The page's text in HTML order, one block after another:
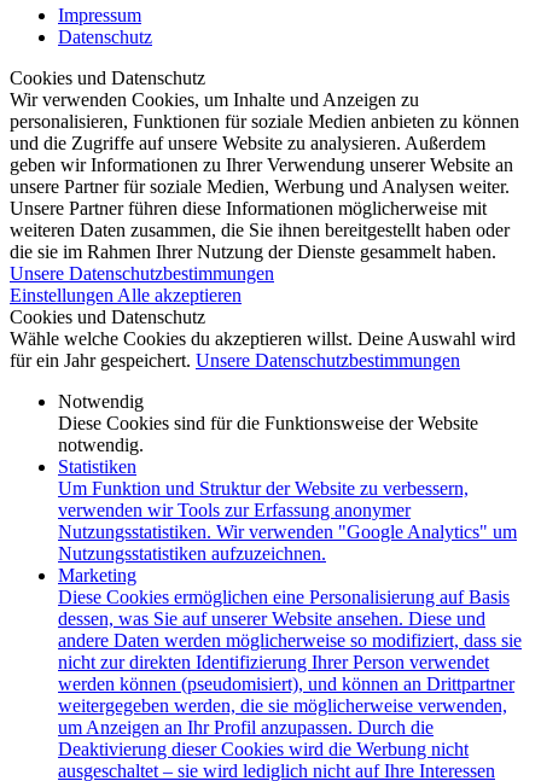
Impressum
Datenschutz
Cookies und Datenschutz
Wir verwenden Cookies, um Inhalte und Anzeigen zu
personalisieren, Funktionen für soziale Medien anbieten zu können
und die Zugriffe auf unsere Website zu analysieren. Außerdem
geben wir Informationen zu Ihrer Verwendung unserer Website an
unsere Partner für soziale Medien, Werbung und Analysen weiter.
Unsere Partner führen diese Informationen möglicherweise mit
weiteren Daten zusammen, die Sie ihnen bereitgestellt haben oder
die sie im Rahmen Ihrer Nutzung der Dienste gesammelt haben.
Unsere Datenschutzbestimmungen
Einstellungen Alle akzeptieren
Cookies und Datenschutz
Wähle welche Cookies du akzeptieren willst. Deine Auswahl wird
für ein Jahr gespeichert. Unsere Datenschutzbestimmungen
Notwendig
Diese Cookies sind für die Funktionsweise der Website
notwendig.
Statistiken
Um Funktion und Struktur der Website zu verbessern,
verwenden wir Tools zur Erfassung anonymer
Nutzungsstatistiken. Wir verwenden "Google Analytics" um
Nutzungsstatistiken aufzuzeichnen.
Marketing
Diese Cookies ermöglichen eine Personalisierung auf Basis
dessen, was Sie auf unserer Website ansehen. Diese und
andere Daten werden möglicherweise so modifiziert, dass sie
nicht zur direkten Identifizierung Ihrer Person verwendet
werden können (pseudomisiert), und können an Drittpartner
weitergegeben werden, die sie möglicherweise verwenden,
um Anzeigen an Ihr Profil anzupassen. Durch die
Deaktivierung dieser Cookies wird die Werbung nicht
ausgeschaltet – sie wird lediglich nicht auf Ihre Interessen